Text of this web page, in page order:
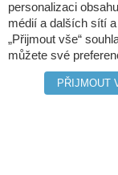
personalizaci
médií a dalších sítí
„Přijmout vše“
můžete své
PŘIJMOUT